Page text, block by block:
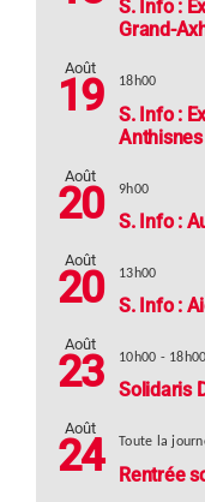
S. Info :
Grand-
Août
19 18h00
S. Info :
Anthisnes
Août
20 9h00
S. Info :
Août
20 13h00
S. Info :
Août
23 10h00 - 18h00
Solidaris
Août
24 Toute la
Rentrée